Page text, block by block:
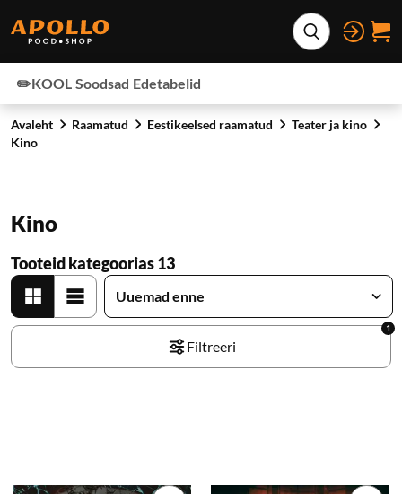
Laienda
✏️KOOL Soodsad Edetabelid
Avaleht Raamatud Eestikeelsed raamatud
Teater ja kino
Kino
Kino
Tooteid kategoorias 13
Filtreeri
1